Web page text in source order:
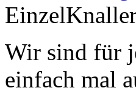
Wir sind für
einfach mal